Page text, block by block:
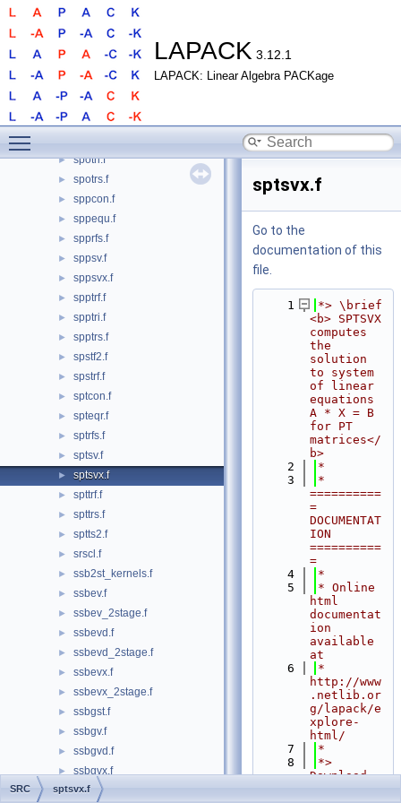
LAPACK 3.12.1
LAPACK: Linear Algebra PACKage
► sposv.f
► sposvx.f
► sposvxx.f
► spotf2.f
► spotrf.f
► spotri.f
► spotrs.f
► sppcon.f
► sppequ.f
► spprfs.f
► sppsv.f
► sppsvx.f
► spptrf.f
► spptri.f
► spptrs.f
► spstf2.f
► spstrf.f
► sptcon.f
► spteqr.f
► sptrfs.f
► sptsv.f
► sptsvx.f
► spttrf.f
► spttrs.f
► sptts2.f
► srscl.f
► ssb2st_kernels.f
► ssbev.f
► ssbev_2stage.f
► ssbevd.f
► ssbevd_2stage.f
► ssbevx.f
► ssbevx_2stage.f
► ssbgst.f
► ssbgv.f
► ssbgvd.f
► ssbgvx.f
► ssbtrd.f
sptsvx.f
Go to the
documentation of this
file.
    1
*> \brief
<b> SPTSVX
computes
the
solution
to system
of linear
equations
A * X = B
for PT
matrices</
b>
    2
*
    3
*
==========
=
DOCUMENTAT
ION
==========
=
    4
*
    5
* Online
html
documentat
ion
available
at
    6
*
http://www
.netlib.or
g/lapack/e
xplore-
html/
    7
*
    8
*>
Download
SRC sptsvx.f